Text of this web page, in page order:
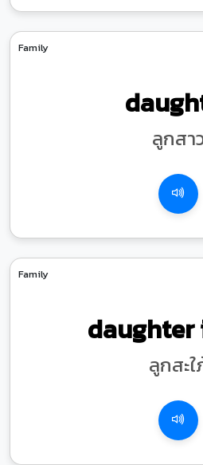
Family
ลูกสา
Family
daughter
ลูกสะ